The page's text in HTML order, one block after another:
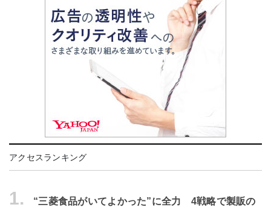
アクセスランキング
1.
“三菱食品がいてよかった”に全力 4戦略で製販の